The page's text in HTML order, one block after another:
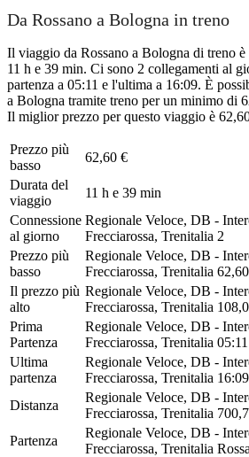
Da Rossano a Bologna in treno
Il viaggio da Rossano a Bologna di treno
11 h e 39 min. Ci sono 2 collegamenti al
partenza a 05:11 e l'ultima a 16:09. È
a Bologna tramite treno per un minimo di
Il miglior prezzo per questo viaggio è
Prezzo più
basso
62,60 €
Durata del
viaggio
11 h e 39 min
Connessione
al giorno
Regionale Veloce, DB -
Frecciarossa, Trenitalia 2
Prezzo più
basso
Regionale Veloce, DB -
Frecciarossa, Trenitalia
Il prezzo più
alto
Regionale Veloce, DB -
Frecciarossa, Trenitalia
Prima
Partenza
Regionale Veloce, DB -
Frecciarossa, Trenitalia 05:11
Ultima
partenza
Regionale Veloce, DB -
Frecciarossa, Trenitalia 16:09
Distanza
Regionale Veloce, DB -
Frecciarossa, Trenitalia
Partenza
Regionale Veloce, DB -
Frecciarossa, Trenitalia